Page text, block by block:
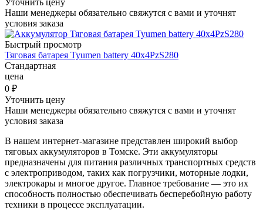
Наши менеджеры обязательно свяжутся с вами и уточнят
условия заказа
Быстрый просмотр
Тяговая батарея Tyumen battery 40х4PzS280
Стандартная
цена
0 ₽
Уточнить цену
Наши менеджеры обязательно свяжутся с вами и уточнят
условия заказа
В нашем интернет-магазине представлен широкий выбор
тяговых аккумуляторов в Томске. Эти аккумуляторы
предназначены для питания различных транспортных средств
с электроприводом, таких как погрузчики, моторные лодки,
электрокары и многое другое. Главное требование — это их
способность полностью обеспечивать бесперебойную работу
техники в процессе эксплуатации.